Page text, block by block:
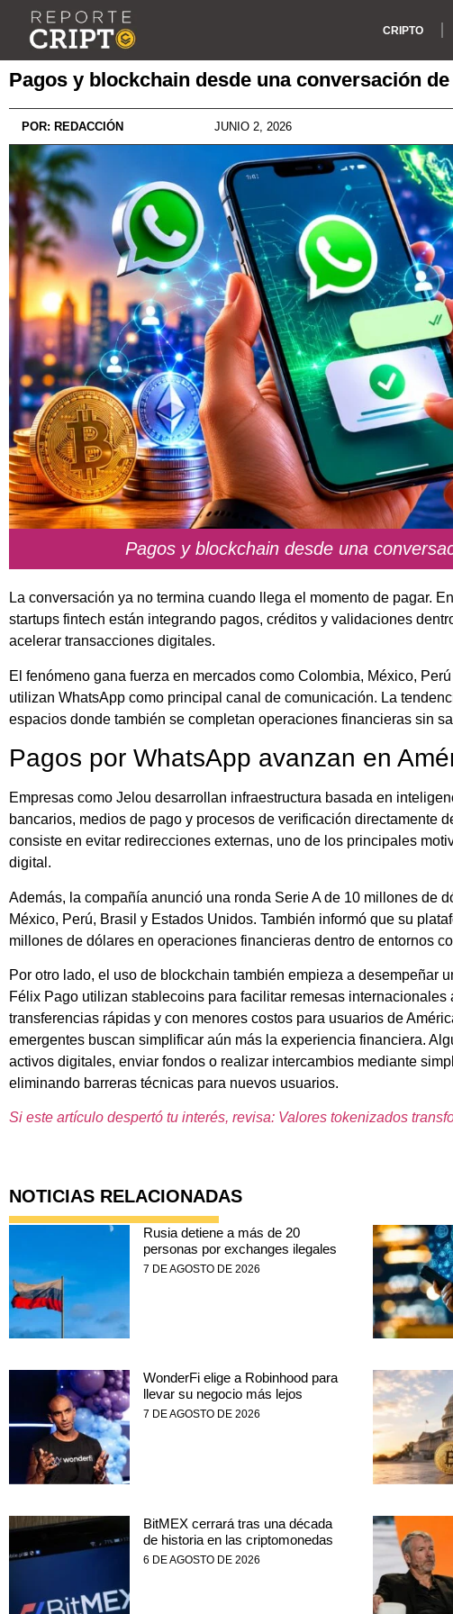
CRIPTO
Pagos y blockchain desde una conversación
POR: REDACCIÓN JUNIO 2, 2026
Pagos y blockchain desde una
La conversación ya no termina cuando llega el momento de pagar.
startups fintech están integrando pagos, créditos y validaciones
acelerar transacciones digitales.
El fenómeno gana fuerza en mercados como Colombia, México,
utilizan WhatsApp como principal canal de comunicación. La
espacios donde también se completan operaciones financieras sin
Pagos por WhatsApp avanzan en
Empresas como Jelou desarrollan infraestructura basada en
bancarios, medios de pago y procesos de verificación directamente
consiste en evitar redirecciones externas, uno de los principales
digital.
Además, la compañía anunció una ronda Serie A de 10 millones de
México, Perú, Brasil y Estados Unidos. También informó que su
millones de dólares en operaciones financieras dentro de entornos
Por otro lado, el uso de blockchain también empieza a desempeñar
Félix Pago utilizan stablecoins para facilitar remesas
transferencias rápidas y con menores costos para usuarios de
emergentes buscan simplificar aún más la experiencia financiera.
activos digitales, enviar fondos o realizar intercambios mediante
eliminando barreras técnicas para nuevos usuarios.
Si este artículo despertó tu interés, revisa: Valores tokenizados
NOTICIAS RELACIONADAS
Rusia detiene a más de 20
personas por exchanges ilegales
7 DE AGOSTO DE 2026
WonderFi elige a Robinhood para
llevar su negocio más lejos
7 DE AGOSTO DE 2026
BitMEX cerrará tras una década
de historia en las criptomonedas
6 DE AGOSTO DE 2026